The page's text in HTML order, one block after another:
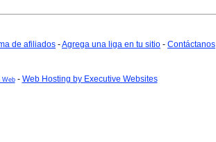
de afiliados -Agrega una liga en tu sitio - Contáctanos
Web- Web Hosting by Executive Websites